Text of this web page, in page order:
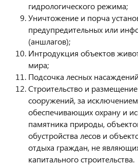
гидрологического режима;
Уничтожение и порча
предупредительных или
(аншлагов);
Интродукция объектов
мира;
Подсочка лесных
Строительство и
сооружений, за
обеспечивающих охрану и
памятника природы,
обустройства лесов и
отдыха граждан, не
капитального строительства.